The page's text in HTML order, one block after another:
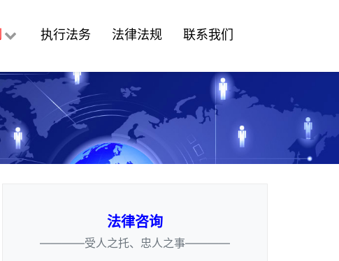
执行法务 法律法规 联系我们
法律咨询
————受人之托、忠人之事————